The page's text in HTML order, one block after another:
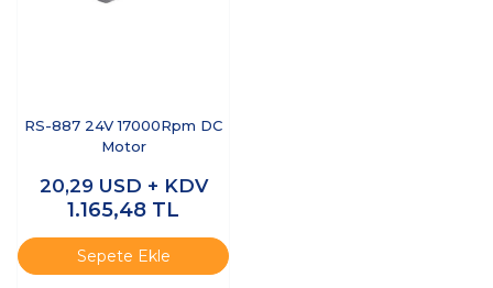
RS-887 24V 17000Rpm DC
Motor
20,29 USD + KDV
1.165,48 TL
Sepete Ekle